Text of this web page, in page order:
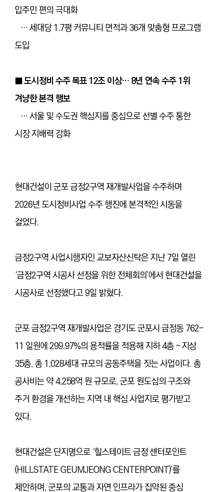
입주민 편의 극대화
… 세대당 1.7평 커뮤니티 면적과 36개 맞춤형 프로그램
도입
■ 도시정비 수주 목표 12조 이상… 8년 연속 수주 1위
겨냥한 본격 행보
… 서울 및 수도권 핵심지를 중심으로 선별 수주 통한
시장 지배력 강화
현대건설이 군포 금정2구역 재개발사업을 수주하며
2026년 도시정비사업 수주 행진에 본격적인 시동을
걸었다.
금정2구역 사업시행자인 교보자산신탁은 지난 7일 열린
‘금정2구역 시공사 선정을 위한 전체회의’에서 현대건설을
시공사로 선정했다고 9일 밝혔다.
군포 금정2구역 재개발사업은 경기도 군포시 금정동 762-
11 일원에 299.97%의 용적률을 적용해 지하 4층 ~ 지상
35층, 총 1,028세대 규모의 공동주택을 짓는 사업이다. 총
공사비는 약 4,258억 원 규모로, 군포 원도심의 구조와
주거 환경을 개선하는 지역 내 핵심 사업지로 평가받고
있다.
현대건설은 단지명으로 ‘힐스테이트 금정 센터포인트
(HILLSTATE GEUMJEONG CENTERPOINT)’를
제안하며, 군포의 교통과 자연 인프라가 집약된 중심